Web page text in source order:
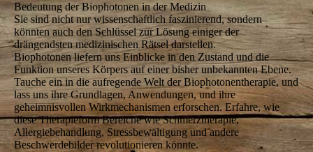
Bedeutung der Biophotonen in der Medizin
Sie sind nicht nur wissenschaftlich faszinierend, sondern
könnten auch den Schlüssel zur Lösung einiger der
drängendsten medizinischen Rätsel darstellen.
Biophotonen liefern uns Einblicke in den Zustand und die
Funktion unseres Körpers auf einer bisher unbekannten Ebene.
Tauche ein in die aufregende Welt der Biophotonentherapie, und
lass uns ihre Grundlagen, Anwendungen, und ihre
geheimnisvollen Wirkmechanismen erforschen. Erfahre, wie
diese Therapieform Bereiche wie Schmerztherapie,
Allergiebehandlung, Stressbewältigung und andere
Beschwerdebilder revolutionieren könnte.